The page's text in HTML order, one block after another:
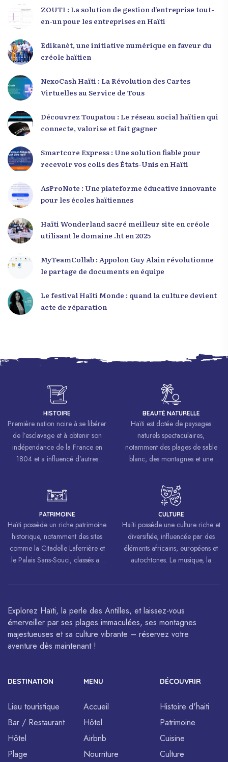
ZOUTI : La solution de gestion d’entreprise tout-
en-un pour les entreprises en Haïti
Edikanèt, une initiative numérique en faveur du
créole haïtien
NexoCash Haïti : La Révolution des Cartes
Virtuelles au Service de Tous
Découvrez Toupatou : Le réseau social haïtien qui
connecte, valorise et fait gagner
Smartcore Express : Une solution fiable pour
recevoir vos colis des États-Unis en Haïti
AsProNote : Une plateforme éducative innovante
pour les écoles haïtiennes
Haïti Wonderland sacré meilleur site en créole
utilisant le domaine .ht en 2025
MyTeamCollab : Appolon Guy Alain révolutionne
le partage de documents en équipe
Le festival Haïti Monde : quand la culture devient
acte de réparation
HISTOIRE
Première nation noire à se libérer
de l’esclavage et à obtenir son
indépendance de la France en
1804 et a influencé d’autres
luttes pour la liberté et l’égalité.
BEAUTÉ NATURELLE
Haïti est dotée de paysages
naturels spectaculaires,
notamment des plages de sable
blanc, des montagnes et une
PATRIMOINE
Haïti possède un riche patrimoine
historique, notamment des sites
comme la Citadelle Laferrière et
le Palais Sans-Souci, classés au
l’UNESCO.
CULTURE
Haïti possède une culture riche et
diversifiée, influencée par des
éléments africains, européens et
autochtones. La musique, la
sont célébrés à travers le monde.
Explorez Haïti, la perle des Antilles, et laissez-vous
émerveiller par ses plages immaculées, ses montagnes
majestueuses et sa culture vibrante – réservez votre
aventure dès maintenant !
DESTINATION
Lieu touristique
Bar / Restaurant
Hôtel
Plage
MENU
Accueil
Hôtel
Airbnb
Nourriture
DÉCOUVRIR
Histoire d'haiti
Patrimoine
Cuisine
Culture